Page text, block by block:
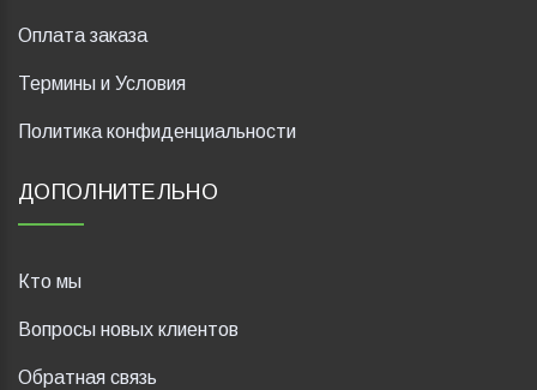
Оплата заказа
Термины и Условия
Политика конфиденциальности
ДОПОЛНИТЕЛЬНО
Кто мы
Вопросы новых клиентов
Обратная связь